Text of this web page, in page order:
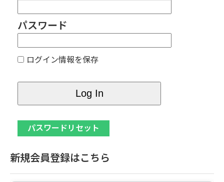
パスワード
ログイン情報を保存
新規会員登録はこちら